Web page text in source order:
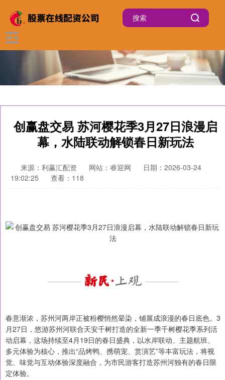
创赢盘交易 苏河樱花季3月27日浪漫启
幕，水陆联动解锁春日新玩法
来源：利赢汇配资 网站：睿迎网
日期：2026-03-24
19:02:25
查看：118
春意渐浓，苏州河两岸正被粉樱悄然晕染，铺展成浪漫的春日底色。3
月27日，悠游苏州河联合天安千树打造的全新一季千树樱花季系列活
动启幕，这场持续至4月19日的春日盛典，以水岸联动、主题航班、
多元体验为核心，推出“品烤鸭、携萌宠、赏演艺”等丰富玩法，将视
觉、味觉与互动体验深度融合，为市民游客打造苏州河独有的春日限
定体验。